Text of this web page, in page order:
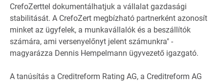
CrefoZerttel dokumentálhatjuk a vállalat gazdasági
stabilitását. A CrefoZert megbízható partnerként azonosít
minket az ügyfelek, a munkavállalók és a beszállítók
számára, ami versenyelőnyt jelent számunkra" -
magyarázza Dennis Hempelmann ügyvezető igazgató.
A tanúsítás a Creditreform Rating AG, a Creditreform AG